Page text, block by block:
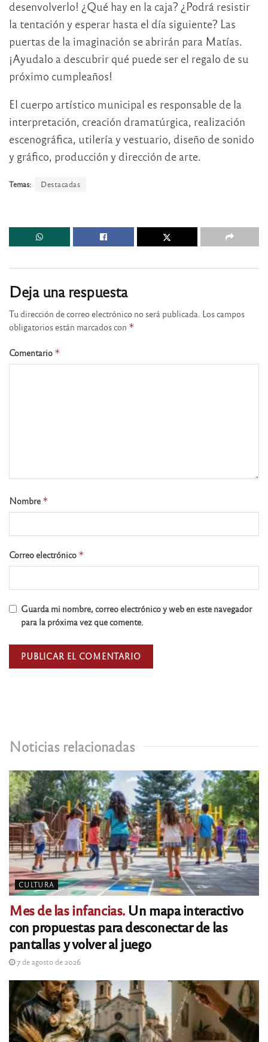
desenvolverlo! ¿Qué hay en la caja? ¿Podrá resistir
la tentación y esperar hasta el día siguiente? Las
puertas de la imaginación se abrirán para Matías.
¡Ayudalo a descubrir qué puede ser el regalo de su
próximo cumpleaños!
El cuerpo artístico municipal es responsable de la
interpretación, creación dramatúrgica, realización
escenográfica, utilería y vestuario, diseño de sonido
y gráfico, producción y dirección de arte.
Temas: Destacadas
Noticias relacionadas
CULTURA
Mes de las infancias.Un mapa interactivo
con propuestas para desconectar de las
pantallas y volver al juego
7 de agosto de 2026
Deja una respuesta
Tu dirección de correo electrónico no será publicada. Los campos
obligatorios están marcados con *
Comentario *
Nombre *
Correo electrónico *
Guarda mi nombre, correo electrónico y web en este navegador
para la próxima vez que comente.